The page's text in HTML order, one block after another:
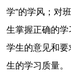
学”的学风；对
生掌握正确的
学生的意见和
生的学习质量。